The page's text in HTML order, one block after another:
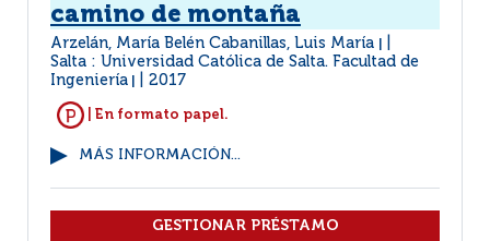
camino de montaña
Arzelán, María Belén Cabanillas, Luis María
Salta : Universidad Católica de Salta. Facultad de
Ingeniería
2017
| En formato papel.
MÁS INFORMACIÓN...